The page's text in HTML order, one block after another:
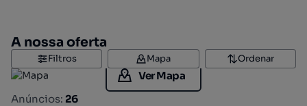
A nossa oferta
Filtros Mapa Ordenar
Ver Mapa
Anúncios: 26